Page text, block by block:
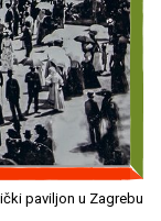
paviljon u Zagrebu